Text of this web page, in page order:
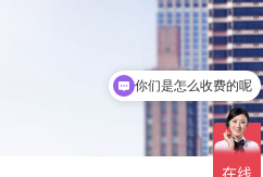
你们是怎么收费的呢